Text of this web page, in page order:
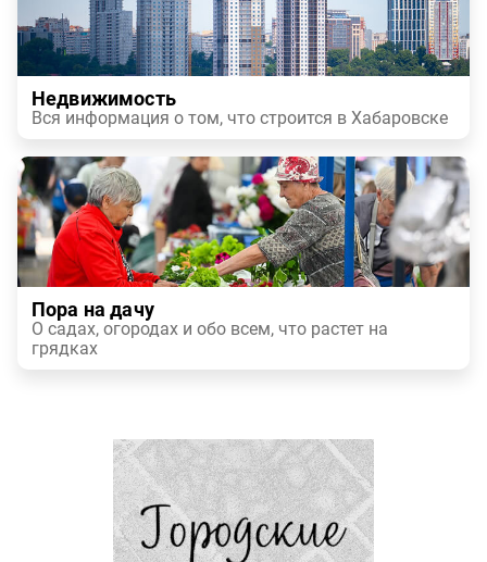
Недвижимость
Вся информация о том, что строится в Хабаровске
Пора на дачу
О садах, огородах и обо всем, что растет на
грядках